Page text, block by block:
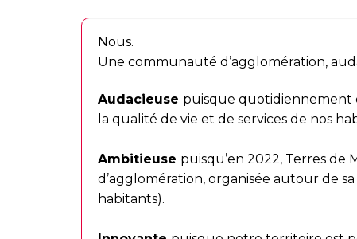
Nous.
Une communauté d’agglomération,
Audacieuse puisque quotidiennement
la qualité de vie et de services de nos
Ambitieuse puisqu’en 2022, Terres
d’agglomération, organisée autour de
habitants).